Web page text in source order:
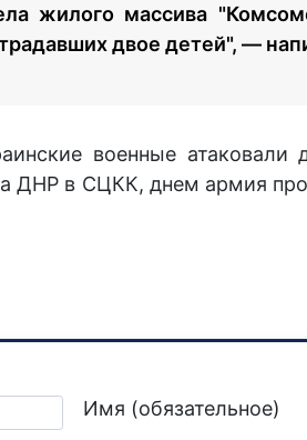
жилого массива
двое детей", —
военные
ДНР в СЦКК, днем армия
обстрела
Имя (обязательное)